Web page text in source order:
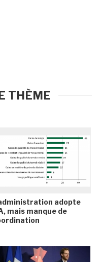
THÈME
adopte
mais manque de